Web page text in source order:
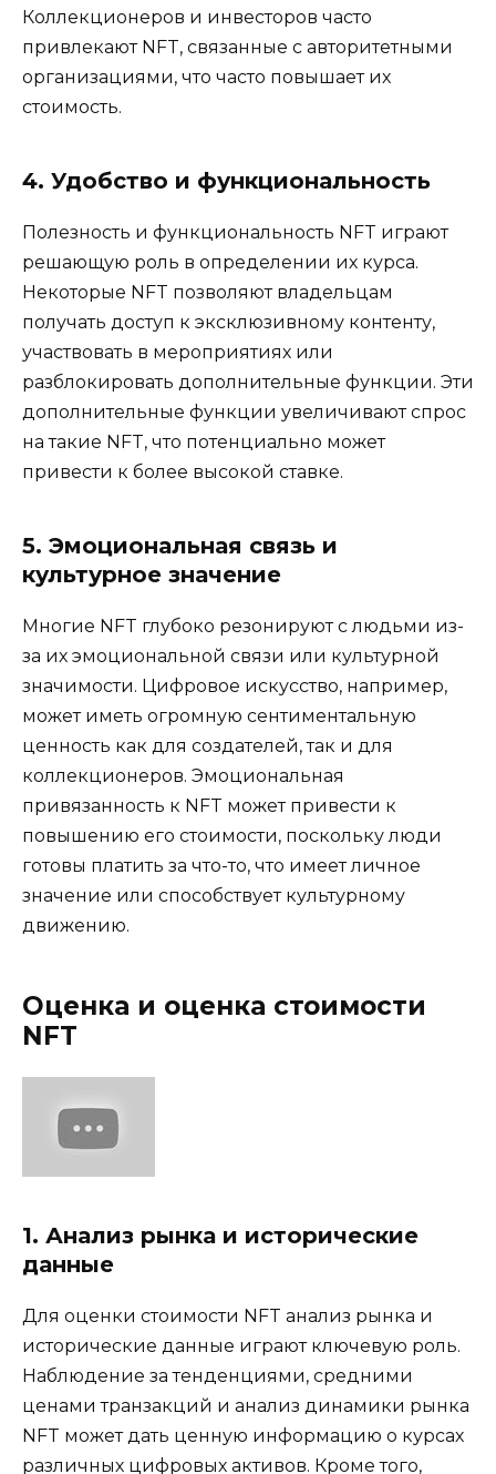
Коллекционеров и инвесторов часто
привлекают NFT, связанные с авторитетными
организациями, что часто повышает их
стоимость.
4. Удобство и функциональность
Полезность и функциональность NFT играют
решающую роль в определении их курса.
Некоторые NFT позволяют владельцам
получать доступ к эксклюзивному контенту,
участвовать в мероприятиях или
разблокировать дополнительные функции. Эти
дополнительные функции увеличивают спрос
на такие NFT, что потенциально может
привести к более высокой ставке.
5. Эмоциональная связь и
культурное значение
Многие NFT глубоко резонируют с людьми из-
за их эмоциональной связи или культурной
значимости. Цифровое искусство, например,
может иметь огромную сентиментальную
ценность как для создателей, так и для
коллекционеров. Эмоциональная
привязанность к NFT может привести к
повышению его стоимости, поскольку люди
готовы платить за что-то, что имеет личное
значение или способствует культурному
движению.
Оценка и оценка стоимости
NFT
1. Анализ рынка и исторические
данные
Для оценки стоимости NFT анализ рынка и
исторические данные играют ключевую роль.
Наблюдение за тенденциями, средними
ценами транзакций и анализ динамики рынка
NFT может дать ценную информацию о курсах
различных цифровых активов. Кроме того,